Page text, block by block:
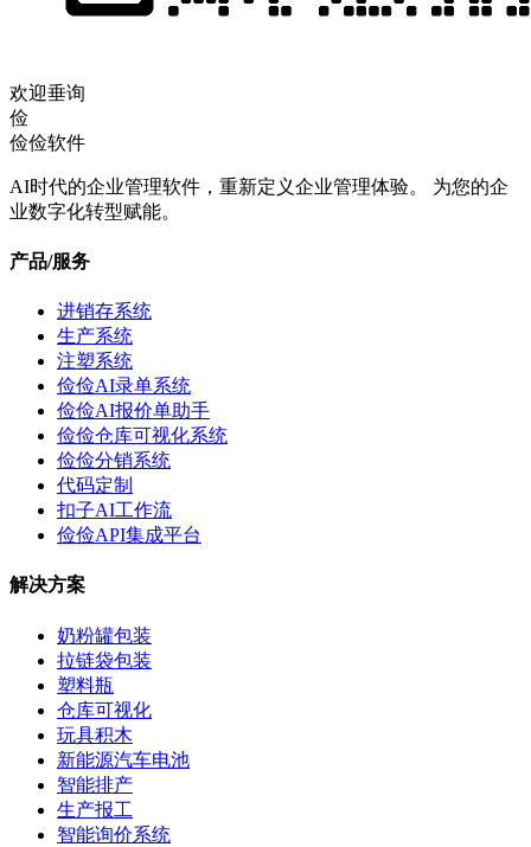
欢迎垂询
俭
俭俭软件
AI时代的企业管理软件，重新定义企业管理体验。 为您的企
业数字化转型赋能。
产品/服务
进销存系统
生产系统
注塑系统
俭俭AI录单系统
俭俭AI报价单助手
俭俭仓库可视化系统
俭俭分销系统
代码定制
扣子AI工作流
俭俭API集成平台
解决方案
奶粉罐包装
拉链袋包装
塑料瓶
仓库可视化
玩具积木
新能源汽车电池
智能排产
生产报工
智能询价系统